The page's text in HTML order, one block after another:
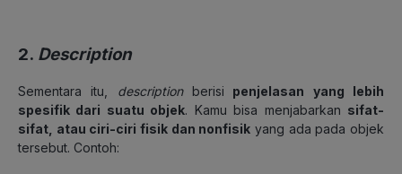
2. Description
Sementara itu, descriptionberisi penjelasan yang lebih
spesifik dari suatu objek. Kamu bisa menjabarkan sifat-
sifat, atau ciri-ciri fisik dan nonfisik yang ada pada objek
tersebut. Contoh: